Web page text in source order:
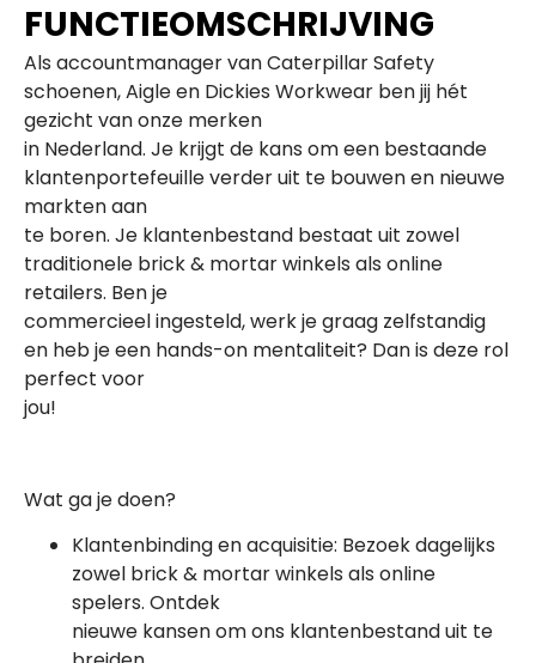
FUNCTIEOMSCHRIJVING
Als accountmanager van Caterpillar Safety
schoenen, Aigle en Dickies Workwear ben jij hét
gezicht van onze merken
in Nederland. Je krijgt de kans om een bestaande
klantenportefeuille verder uit te bouwen en nieuwe
markten aan
te boren. Je klantenbestand bestaat uit zowel
traditionele brick & mortar winkels als online
retailers. Ben je
commercieel ingesteld, werk je graag zelfstandig
en heb je een hands-on mentaliteit? Dan is deze rol
perfect voor
jou!
Wat ga je doen?
Klantenbinding en acquisitie: Bezoek dagelijks
zowel brick & mortar winkels als online
spelers. Ontdek
nieuwe kansen om ons klantenbestand uit te